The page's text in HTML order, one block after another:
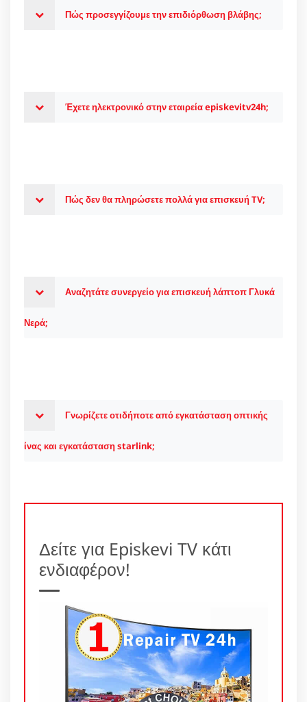
Πώς προσεγγίζουμε την επιδιόρθωση βλάβης;
Έχετε ηλεκτρονικό στην εταιρεία episkevitv24h;
Πώς δεν θα πληρώσετε πολλά για επισκευή TV;
Αναζητάτε συνεργείο για επισκευή λάπτοπ Γλυκά
Νερά;
Γνωρίζετε οτιδήποτε από εγκατάσταση οπτικής
ίνας και εγκατάσταση starlink;
Δείτε για Episkevi TV κάτι
ενδιαφέρον!